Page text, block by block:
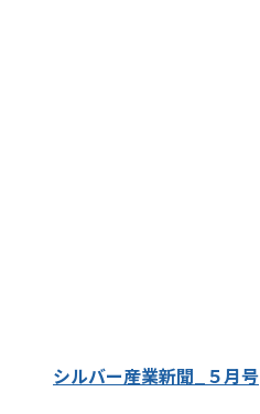
シルバー産業新聞_５月号